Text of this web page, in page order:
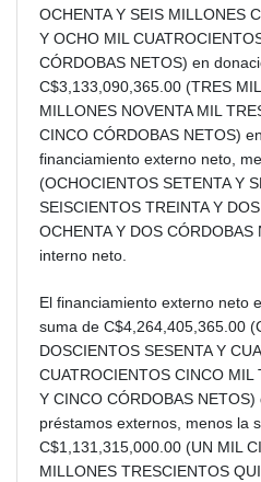
OCHENTA Y SEIS MILLONES
Y OCHO MIL
CÓRDOBAS NETOS) en
C$3,133,090,365.00 (TRES
MILLONES NOVENTA MIL
CINCO CÓRDOBAS NETOS)
financiamiento externo neto,
(OCHOCIENTOS SETENTA Y
SEISCIENTOS TREINTA Y
OCHENTA Y DOS
interno neto.
El financiamiento externo neto
suma de C$4,264,405,365.00
DOSCIENTOS SESENTA Y
CUATROCIENTOS CINCO MIL
Y CINCO CÓRDOBAS
préstamos externos, menos la
C$1,131,315,000.00 (UN MIL
MILLONES TRESCIENTOS